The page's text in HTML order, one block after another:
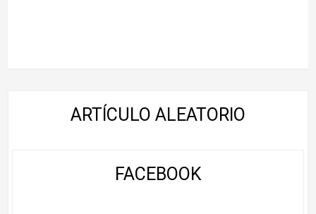
ARTÍCULO ALEATORIO
FACEBOOK